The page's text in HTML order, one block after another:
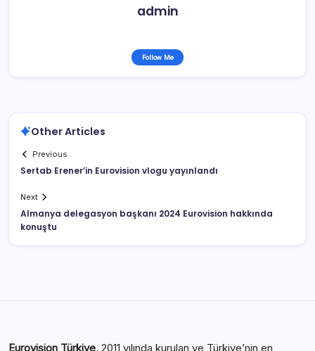
admin
Follow Me
Other Articles
Previous
Sertab Erener’in Eurovision vlogu yayınlandı
Next
Almanya delegasyon başkanı 2024 Eurovision hakkında
konuştu
Eurovision Türkiye, 2011 yılında kurulan ve Türkiye’nin en